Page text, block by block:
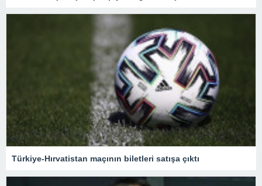
Türkiye-Hırvatistan maçının biletleri satışa çıktı